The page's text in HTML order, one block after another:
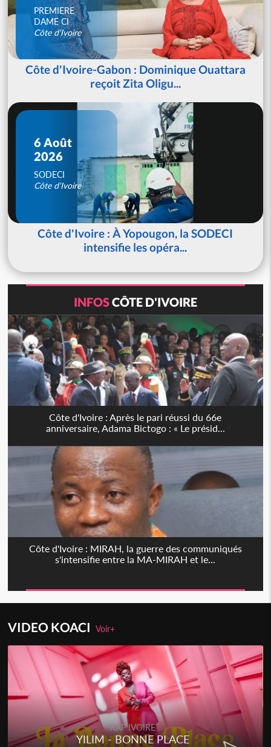
PREMIERE
DAME CI
Côte d'Ivoire
Côte d'Ivoire-Gabon : Dominique Ouattara
reçoit Zita Oligu...
6 Août
2026
SODECI
Côte d'Ivoire
Côte d'Ivoire : À Yopougon, la SODECI
intensifie les opéra...
INFOSCÔTE D'IVOIRE
Côte d'Ivoire : Après le pari réussi du 66e
anniversaire, Adama Bictogo : « Le présid...
Côte d'Ivoire : MIRAH, la guerre des communiqués
s'intensifie entre la MA-MIRAH et le...
VIDEO KOACIVoir+
RAP IVOIRE
YILIM - BONNE PLACE